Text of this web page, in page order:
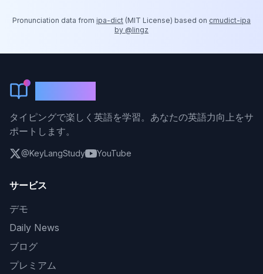
Pronunciation data from ipa-dict (MIT License) based on cmudict-ipa
by @lingz
タイピングで楽しく英語を学習。あなたの英語力向上をサ
ポートします。
@KeyLangStudy YouTube
サービス
デモ
Daily News
ブログ
プレミアム